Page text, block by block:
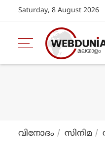
Saturday, 8 August 2026
വിനോദം സിനിമ